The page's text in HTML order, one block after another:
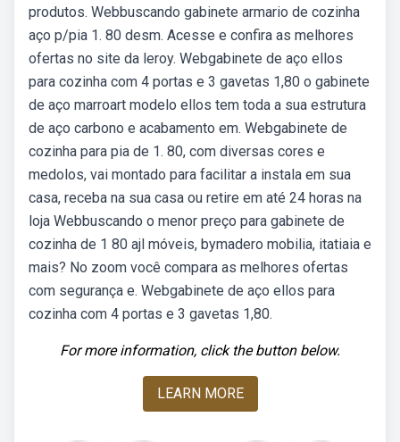
produtos. Webbuscando gabinete armario de cozinha
aço p/pia 1. 80 desm. Acesse e confira as melhores
ofertas no site da leroy. Webgabinete de aço ellos
para cozinha com 4 portas e 3 gavetas 1,80 o gabinete
de aço marroart modelo ellos tem toda a sua estrutura
de aço carbono e acabamento em. Webgabinete de
cozinha para pia de 1. 80, com diversas cores e
medolos, vai montado para facilitar a instala em sua
casa, receba na sua casa ou retire em até 24 horas na
loja Webbuscando o menor preço para gabinete de
cozinha de 1 80 ajl móveis, bymadero mobilia, itatiaia e
mais? No zoom você compara as melhores ofertas
com segurança e. Webgabinete de aço ellos para
cozinha com 4 portas e 3 gavetas 1,80.
For more information, click the button below.
LEARN MORE